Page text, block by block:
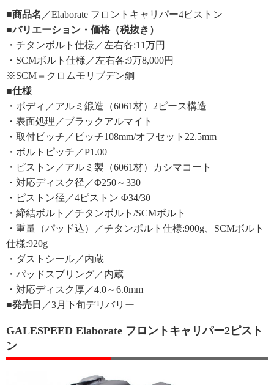
■商品名 ／Elaborate フロントキャリパー4ピストン
■バリエーション・価格（税抜き）
・チタンボルト仕様／左右各:11万円
・SCMボルト仕様／左右各:9万8,000円
※SCM＝クロムモリブデン鋼
■仕様
・ボディ／アルミ鍛造（6061材）2ピース構造
・表面処理／ブラックアルマイト
・取付ピッチ／ピッチ108mm/オフセット22.5mm
・ボルトピッチ／P1.00
・ピストン／アルミ製（6061材）カシマコート
・対応ディスク径／Φ250～330
・ピストン径／4ピストン Φ34/30
・締結ボルト／チタンボルト/SCMボルト
・重量（パッド込）／チタンボルト仕様:900g、SCMボルト
仕様:920g
・ダストシール／内蔵
・パッドスプリング／内蔵
・対応ディスク厚／4.0～6.0mm
■発売日 ／3月下旬デリバリー
GALESPEED Elaborate フロントキャリパー2ピスト
ン